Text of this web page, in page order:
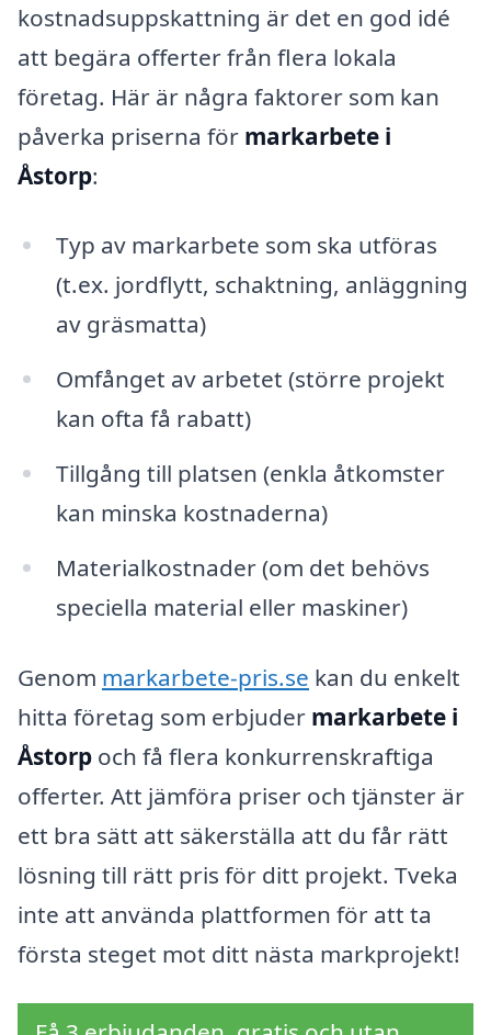
kostnadsuppskattning är det en god idé
att begära offerter från flera lokala
företag. Här är några faktorer som kan
påverka priserna för markarbete i
Åstorp:
Typ av markarbete som ska utföras
(t.ex. jordflytt, schaktning, anläggning
av gräsmatta)
Omfånget av arbetet (större projekt
kan ofta få rabatt)
Tillgång till platsen (enkla åtkomster
kan minska kostnaderna)
Materialkostnader (om det behövs
speciella material eller maskiner)
Genom markarbete-pris.se kan du enkelt
hitta företag som erbjuder markarbete i
Åstorp och få flera konkurrenskraftiga
offerter. Att jämföra priser och tjänster är
ett bra sätt att säkerställa att du får rätt
lösning till rätt pris för ditt projekt. Tveka
inte att använda plattformen för att ta
första steget mot ditt nästa markprojekt!